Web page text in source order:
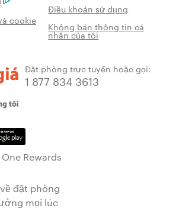
Điều khoản sử dụng
cookie
Không bán thông tin cá
nhân của tôi
Đặt phòng trực tuyến hoặc gọi:
1 877 834 3613
Rewards
về đặt phòng
mọi lúc